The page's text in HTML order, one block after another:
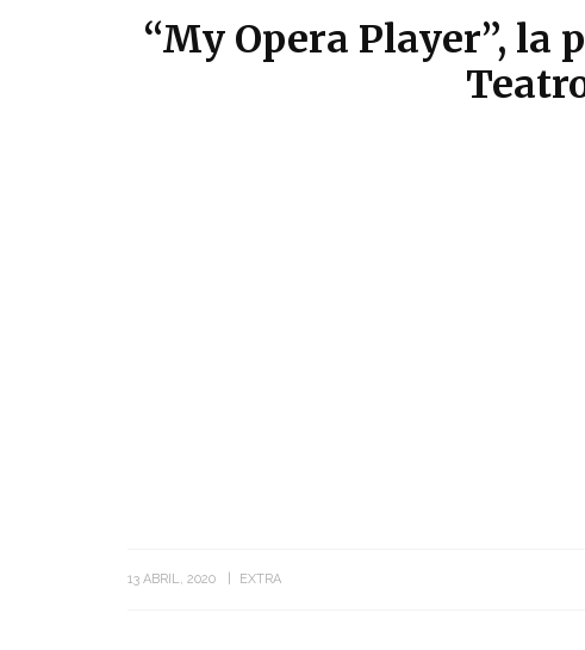
“My Opera Player”, la
13 ABRIL, 2020 EXTRA